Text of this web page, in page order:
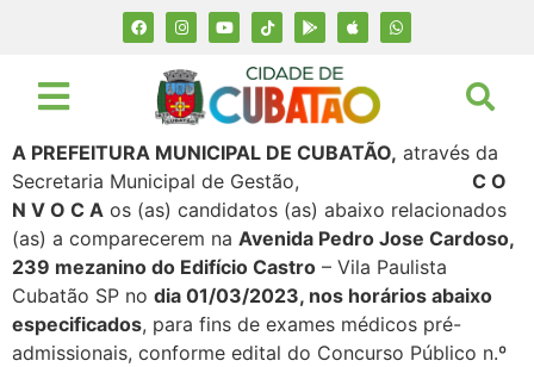
A PREFEITURA MUNICIPAL DE CUBATÃO, através da
Secretaria Municipal de Gestão, C O
N V O C A os (as) candidatos (as) abaixo relacionados
(as) a comparecerem na Avenida Pedro Jose Cardoso,
239 mezanino do Edifício Castro – Vila Paulista
Cubatão SP no dia 01/03/2023, nos horários abaixo
especificados, para fins de exames médicos pré-
admissionais, conforme edital do Concurso Público n.º